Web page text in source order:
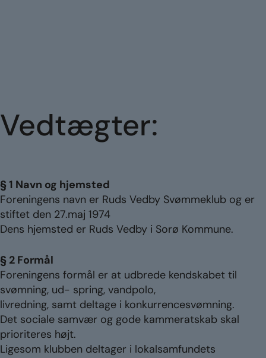
Vedtægter:
§ 1 Navn og hjemsted
Foreningens navn er Ruds Vedby Svømmeklub og er
stiftet den 27.maj 1974
Dens hjemsted er Ruds Vedby i Sorø Kommune.
§ 2 Formål
Foreningens formål er at udbrede kendskabet til
svømning, ud- spring, vandpolo,
livredning, samt deltage i konkurrencesvømning.
Det sociale samvær og gode kammeratskab skal
prioriteres højt.
Ligesom klubben deltager i lokalsamfundets